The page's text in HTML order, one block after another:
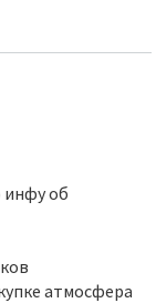
об
атмосфера